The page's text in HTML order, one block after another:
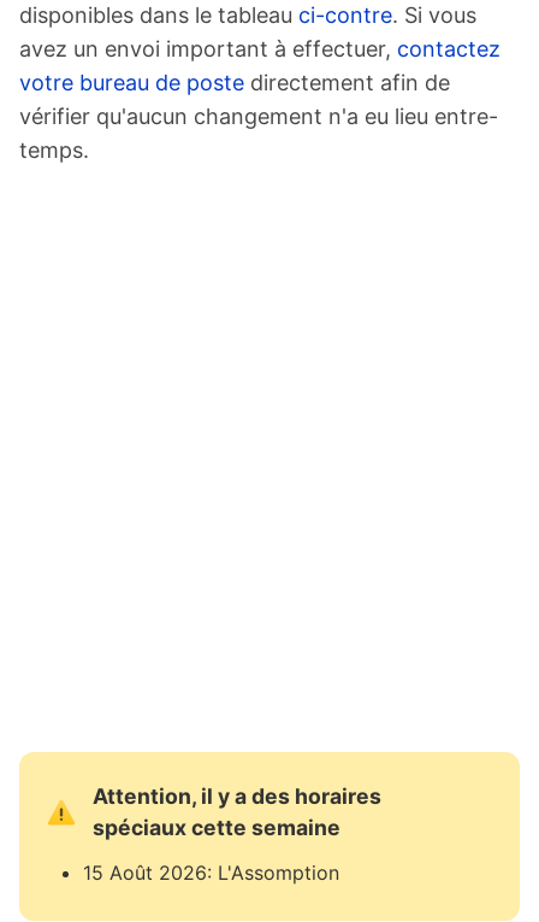
disponibles dans le tableau ci-contre. Si vous
avez un envoi important à effectuer, contactez
votre bureau de poste directement afin de
vérifier qu'aucun changement n'a eu lieu entre-
temps.
Attention, il y a des horaires
spéciaux cette semaine
15 Août 2026: L'Assomption